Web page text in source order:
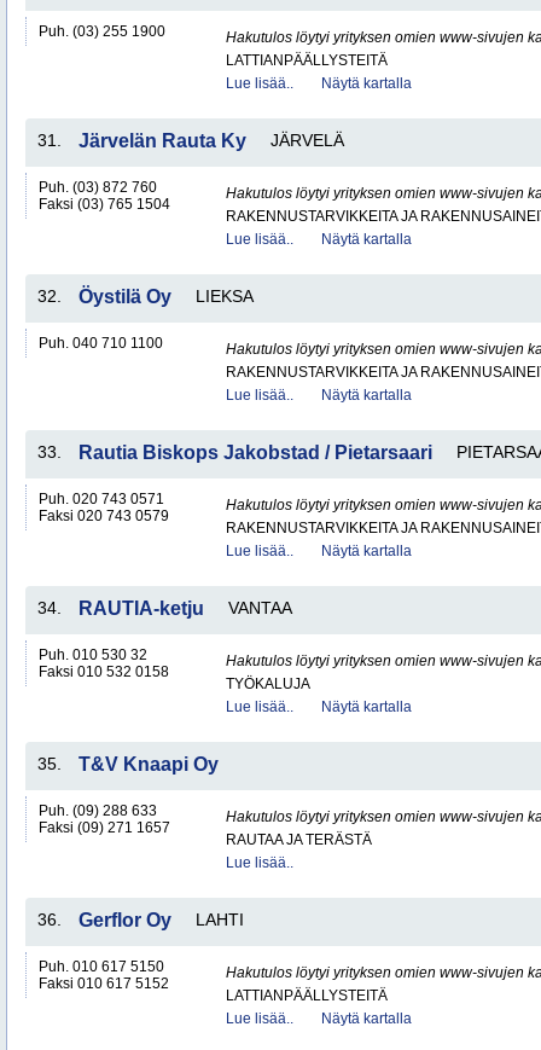
Puh. (03) 255 1900
Hakutulos löytyi yrityksen omien www-sivujen
LATTIANPÄÄLLYSTEITÄ
Lue lisää..
Näytä kartalla
31. Järvelän Rauta Ky JÄRVELÄ
Puh. (03) 872 760
Faksi (03) 765 1504
Hakutulos löytyi yrityksen omien www-sivujen
RAKENNUSTARVIKKEITA JA
Lue lisää..
Näytä kartalla
32. Öystilä Oy LIEKSA
Puh. 040 710 1100
Hakutulos löytyi yrityksen omien www-sivujen
RAKENNUSTARVIKKEITA JA
Lue lisää..
Näytä kartalla
33. Rautia Biskops Jakobstad / Pietarsaari
Puh. 020 743 0571
Faksi 020 743 0579
Hakutulos löytyi yrityksen omien www-sivujen
RAKENNUSTARVIKKEITA JA
Lue lisää..
Näytä kartalla
34. RAUTIA-ketju VANTAA
Puh. 010 530 32
Faksi 010 532 0158
Hakutulos löytyi yrityksen omien www-sivujen
TYÖKALUJA
Lue lisää..
Näytä kartalla
35. T&V Knaapi Oy
Puh. (09) 288 633
Faksi (09) 271 1657
Hakutulos löytyi yrityksen omien www-sivujen
RAUTAA JA TERÄSTÄ
Lue lisää..
36. Gerflor Oy LAHTI
Puh. 010 617 5150
Faksi 010 617 5152
Hakutulos löytyi yrityksen omien www-sivujen
LATTIANPÄÄLLYSTEITÄ
Lue lisää..
Näytä kartalla